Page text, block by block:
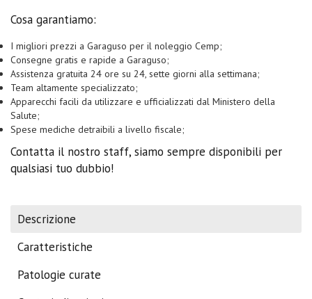
Cosa garantiamo:
I migliori prezzi a Garaguso per il noleggio Cemp;
Consegne gratis e rapide a Garaguso;
Assistenza gratuita 24 ore su 24, sette giorni alla settimana;
Team altamente specializzato;
Apparecchi facili da utilizzare e ufficializzati dal Ministero della
Salute;
Spese mediche detraibili a livello fiscale;
Contatta il nostro staff, siamo sempre disponibili per
qualsiasi tuo dubbio!
Descrizione
Caratteristiche
Patologie curate